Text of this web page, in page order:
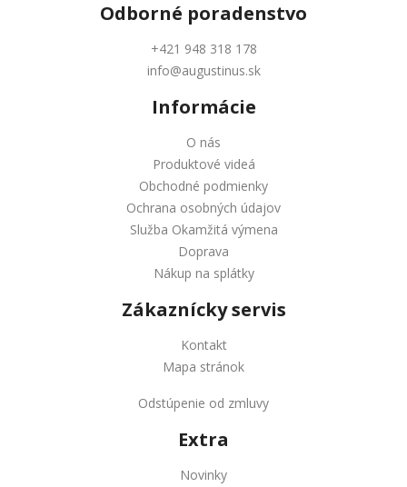
Odborné poradenstvo
+421 948 318 178
info@augustinus.sk
Informácie
O nás
Produktové videá
Obchodné podmienky
Ochrana osobných údajov
Služba Okamžitá výmena
Doprava
Nákup na splátky
Zákaznícky servis
Kontakt
Mapa stránok
Odstúpenie od zmluvy
Extra
Novinky